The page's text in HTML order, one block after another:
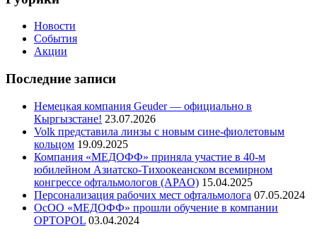
Новости
События
Акции
Последние записи
Немецкая компания Geuder — официально в
Кыргызстане! 23.07.2026
Volk представила линзы с новым сине-фиолетовым
кольцом 19.09.2025
Компания «МЕДОФФ» приняла участие в 40-м
юбилейном Азиатско-Тихоокеанском всемирном
конгрессе офтальмологов (APAO) 15.04.2025
Персонализация рабочих мест офтальмолога 07.05.2024
ОсОО «МЕДОФФ» прошли обучение в компании
OPTOPOL 03.04.2024